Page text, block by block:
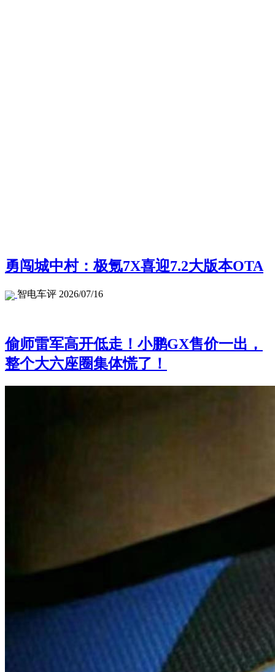
勇闯城中村：极氪7X喜迎7.2大版本OTA
智电车评 2026/07/16